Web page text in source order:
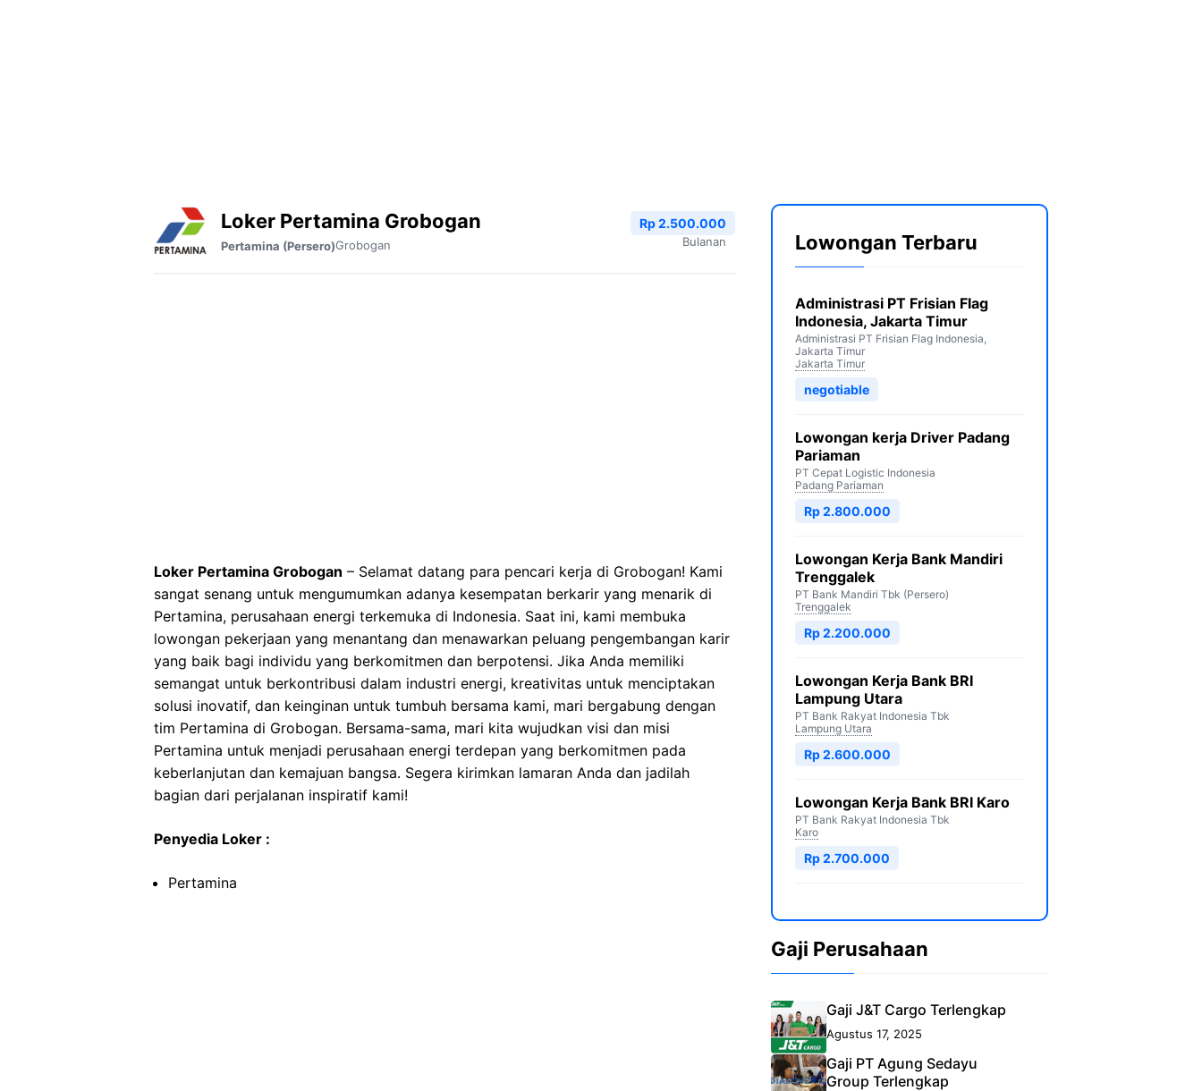
Loker Pertamina Grobogan
Pertamina (Persero)Grobogan
Rp 2.500.000
Bulanan
Loker Pertamina Grobogan – Selamat datang para pencari kerja di Grobogan! Kami
sangat senang untuk mengumumkan adanya kesempatan berkarir yang menarik di
Pertamina, perusahaan energi terkemuka di Indonesia. Saat ini, kami membuka
lowongan pekerjaan yang menantang dan menawarkan peluang pengembangan karir
yang baik bagi individu yang berkomitmen dan berpotensi. Jika Anda memiliki
semangat untuk berkontribusi dalam industri energi, kreativitas untuk menciptakan
solusi inovatif, dan keinginan untuk tumbuh bersama kami, mari bergabung dengan
tim Pertamina di Grobogan. Bersama-sama, mari kita wujudkan visi dan misi
Pertamina untuk menjadi perusahaan energi terdepan yang berkomitmen pada
keberlanjutan dan kemajuan bangsa. Segera kirimkan lamaran Anda dan jadilah
bagian dari perjalanan inspiratif kami!
Penyedia Loker :
Pertamina
Lowongan Terbaru
Administrasi PT Frisian Flag
Indonesia, Jakarta Timur
Administrasi PT Frisian Flag Indonesia,
Jakarta Timur
Jakarta Timur
negotiable
Lowongan kerja Driver Padang
Pariaman
PT Cepat Logistic Indonesia
Padang Pariaman
Rp 2.800.000
Lowongan Kerja Bank Mandiri
Trenggalek
PT Bank Mandiri Tbk (Persero)
Trenggalek
Rp 2.200.000
Lowongan Kerja Bank BRI
Lampung Utara
PT Bank Rakyat Indonesia Tbk
Lampung Utara
Rp 2.600.000
Lowongan Kerja Bank BRI Karo
PT Bank Rakyat Indonesia Tbk
Karo
Rp 2.700.000
Gaji Perusahaan
Gaji J&T Cargo Terlengkap
Agustus 17, 2025
Gaji PT Agung Sedayu
Group Terlengkap